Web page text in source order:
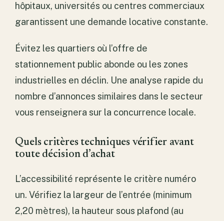
hôpitaux, universités ou centres commerciaux
garantissent une demande locative constante.
Évitez les quartiers où l’offre de
stationnement public abonde ou les zones
industrielles en déclin. Une analyse rapide du
nombre d’annonces similaires dans le secteur
vous renseignera sur la concurrence locale.
Quels critères techniques vérifier avant
toute décision d’achat
L’accessibilité représente le critère numéro
un. Vérifiez la largeur de l’entrée (minimum
2,20 mètres), la hauteur sous plafond (au